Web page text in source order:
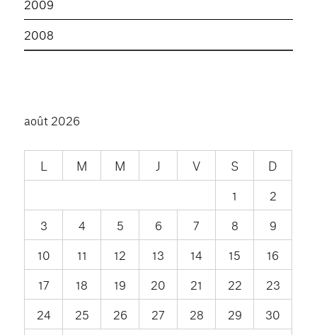
2009
2008
août 2026
L M M J V S
D
1
2
3
4 5 6 7 8
9
10
11 12 13 14 15
16
17
18 19 20 21 22
23
24
25 26 27 28 29
30